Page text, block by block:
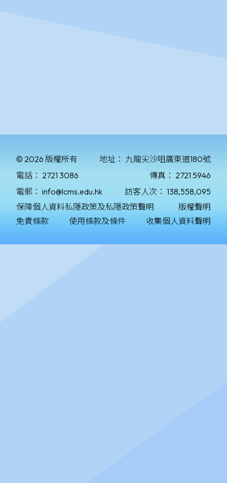
© 2026 版權所有 地址： 九龍尖沙咀廣東道180號
電話： 2721 3086 傳真： 2721 5946
電郵： info@lcms.edu.hk 訪客人次： 138,558,095
保障個人資料私隱政策及私隱政策聲明
版權聲明
免責條款
使用條款及條件 收集個人資料聲明